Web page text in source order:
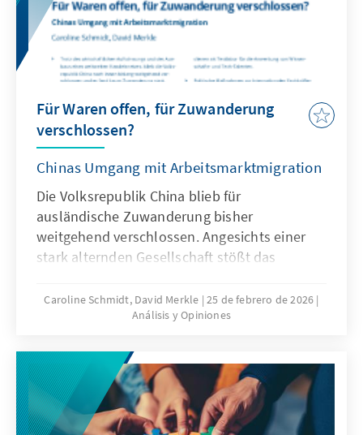
Für Waren offen, für Zuwanderung
verschlossen?
Chinas Umgang mit Arbeitsmarktmigration
Die Volksrepublik China blieb für
ausländische Zuwanderung bisher
weitgehend verschlossen. Angesichts einer
stark alternden Gesellschaft stößt das
seine Grenzen, was die gezielte Anwerbung
ausländischer Fach- und Arbeitskräfte auf
Deutschland und Europa könnte mit China ein
neuer Wettbewerber im globalen Wettbewerb
um Talente entstehen.
Caroline Schmidt, David Merkle 25 de febrero de 2026
Análisis y Opiniones